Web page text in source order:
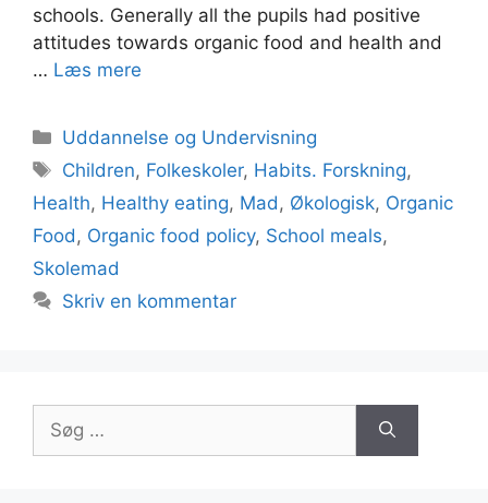
schools. Generally all the pupils had positive
attitudes towards organic food and health and
… Læs mere
Kategorier
Uddannelse og Undervisning
Tags
Children, Folkeskoler, Habits. Forskning,
Health, Healthy eating, Mad , Økologisk, Organic
Food , Organic food policy, School meals,
Skolemad
Skriv en kommentar
efter: